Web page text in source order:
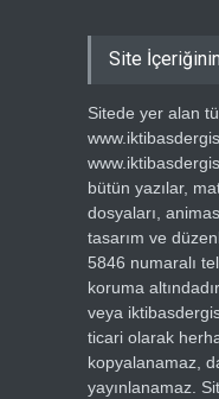
Site
Sitede yer alan
bütün yazılar,
dosyaları,
tasarım ve
5846 numaralı
koruma
veya
ticari olarak
kopyalanamaz,
yayınlanamaz.